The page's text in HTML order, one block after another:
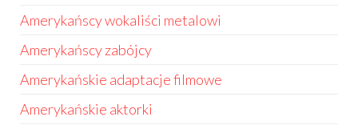
Amerykańscy wokaliści metalowi
Amerykańscy zabójcy
Amerykańskie adaptacje filmowe
Amerykańskie aktorki